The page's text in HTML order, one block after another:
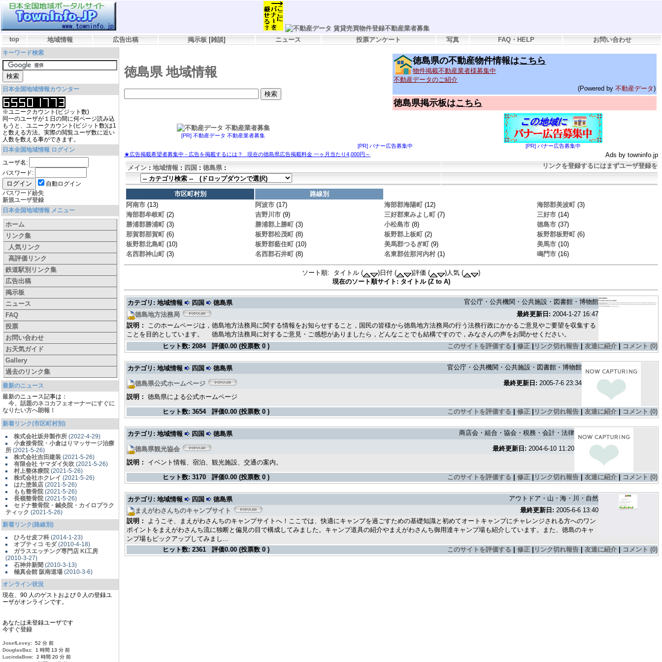
top 地域情報 広告出稿 掲示板 [雑談] ニュース 投票アンケート 写真 FAQ・HELP お問い合わせ
キーワード検索
日本全国地域情報カウンター
※ユニークカウント(ビジット数)
同一のユーザが１日の間に何ページ読み込
もうと、ユニークカウント(ビジット数)は1
と数える方法。実際の閲覧ユーザ数に近い
人数を数える事ができます。
日本全国地域情報 ログイン
ユーザ名:
パスワード:
自動ログイン
パスワード紛失
新規ユーザ登録
日本全国地域情報 メニュー
ホーム
リンク集
人気リンク
高評価リンク
鉄道駅別リンク集
広告出稿
掲示板
ニュース
FAQ
投票
お問い合わせ
お天気ガイド
Gallery
過去のリンク集
最新のニュース
最新のニュース記事は：
今、話題のネコカフェオーナーにすぐに
なりたい方へ朗報！
新着リンク(市区町村別)
株式会社坂井製作所 (2022-4-29)
小倉接骨院・小倉はりマッサージ治療
所 (2021-5-26)
株式会社吉田建装 (2021-5-26)
有限会社 ヤマダイ矢吹 (2021-5-26)
村上整体療院 (2021-5-26)
株式会社ホクレイ (2021-5-26)
はた塗装店 (2021-5-26)
もも整骨院 (2021-5-26)
長嶺整骨院 (2021-5-26)
セドナ整骨院・鍼灸院・カイロプラク
ティック (2021-5-26)
新着リンク(路線別)
ひろせ皮フ科 (2014-1-23)
オプティコ モダ(2010-4-18)
ガラスエッチング専門店 KI工房
(2010-3-27)
石神井新聞 (2010-3-13)
極真会館 阪南道場 (2010-3-6)
オンライン状況
現在、90 人のゲストおよび 0 人の登録ユ
ーザがオンラインです。
あなたは未登録ユーザです
今すぐ登録
JosefLevey: 52 分 前
DouglasBaz: 1 時間 13 分 前
LucindaBow: 2 時間 20 分 前
徳島県 地域情報
徳島県の不動産物件情報はこちら
物件掲載不動産業者様募集中
不動産データのご紹介
(Powered by 不動産データ)
徳島県掲示板はこちら
[PR] 不動産データ 不動産業者募集
[PR] バナー広告募集中
[PR] バナー広告募集中
★広告掲載希望者募集中 - 広告を掲載するには？ 現在の徳島県広告掲載料金 一ヶ月当たり4,000円～
Ads by towninfo.jp
メイン : 地域情報 : 四国 : 徳島県 : リンクを登録するにはまずユーザ登録を
市区町村別
路線別
阿南市 (13) 阿波市 (17) 海部郡海陽町 (12) 海部郡美波町 (3)
海部郡牟岐町 (2) 吉野川市 (9) 三好郡東みよし町 (7) 三好市 (14)
勝浦郡勝浦町 (3) 勝浦郡上勝町 (3) 小松島市 (8) 徳島市 (37)
那賀郡那賀町 (6) 板野郡松茂町 (8) 板野郡上板町 (2) 板野郡板野町 (6)
板野郡北島町 (10) 板野郡藍住町 (10) 美馬郡つるぎ町 (9) 美馬市 (10)
名西郡神山町 (3) 名西郡石井町 (8) 名東郡佐那河内村 (1) 鳴門市 (16)
ソート順: タイトル ( )日付 ( )評価 ( )人気 (
)
現在のソート順サイト: タイトル (Z to A)
カテゴリ: 地域情報 四国 徳島県
官公庁・公共機関・公共施設・図書館・博物館
徳島地方法務局
最終更新日: 2004-1-27 16:47
説明：
このホームページは，徳島地方法務局に関する情報をお知らせすること，国民の皆様から徳島地方法務局の行う法務行政にかかるご意見やご要望を収集する
ことを目的としています。 徳島地方法務局に対するご意見・ご感想がありましたら，どんなことでも結構ですので，みなさんの声をお聞かせください。
ヒット数: 2084 評価0.00 (投票数 0 ) このサイトを評価する 修正 リンク切れ報告 友達に紹介 コメント (0)
カテゴリ: 地域情報 四国 徳島県 官公庁・公共機関・公共施設・図書館・博物館
徳島県公式ホームページ 最終更新日: 2005-7-6 23:34
説明： 徳島県による公式ホームページ
ヒット数: 3654 評価0.00 (投票数 0 ) このサイトを評価する 修正 リンク切れ報告 友達に紹介 コメント (0)
カテゴリ: 地域情報 四国 徳島県 商店会・組合・協会・税務・会計・法律
徳島県観光協会 最終更新日: 2004-6-10 11:20
説明：
イベント情報、宿泊、観光施設、交通の案内。
ヒット数: 3170 評価0.00 (投票数 0 ) このサイトを評価する 修正 リンク切れ報告 友達に紹介 コメント (0)
カテゴリ: 地域情報 四国 徳島県
アウトドア・山・海・川・自然
まえがわさんちのキャンプサイト
最終更新日: 2005-6-6 13:40
説明：
ようこそ、まえがわさんちのキャンプサイトへ！ここでは、快適にキャンプを過ごすための基礎知識と初めてオートキャンプにチャレンジされる方へのワン
ポイントをまえがわさんち流に独断と偏見の目で構成してみました。キャンプ道具の紹介やまえがわさんち御用達キャンプ場も紹介しています。また、徳島のキャ
ンプ場もピックアップしてみまし...
ヒット数: 2361 評価0.00 (投票数 0 ) このサイトを評価する 修正 リンク切れ報告 友達に紹介 コメント (0)